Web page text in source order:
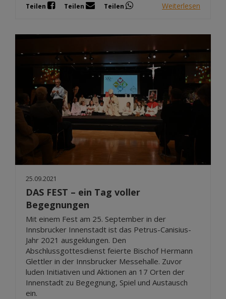
Teilen Teilen Teilen Weiterlesen
25.09.2021
DAS FEST – ein Tag voller
Begegnungen
Mit einem Fest am 25. September in der
Innsbrucker Innenstadt ist das Petrus-Canisius-
Jahr 2021 ausgeklungen. Den
Abschlussgottesdienst feierte Bischof Hermann
Glettler in der Innsbrucker Messehalle. Zuvor
luden Initiativen und Aktionen an 17 Orten der
Innenstadt zu Begegnung, Spiel und Austausch
ein.